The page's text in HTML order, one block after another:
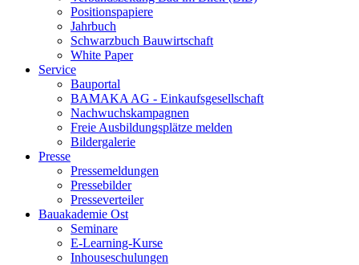
Positionspapiere
Jahrbuch
Schwarzbuch Bauwirtschaft
White Paper
Service
Bauportal
BAMAKA AG - Einkaufsgesellschaft
Nachwuchskampagnen
Freie Ausbildungsplätze melden
Bildergalerie
Presse
Pressemeldungen
Pressebilder
Presseverteiler
Bauakademie Ost
Seminare
E-Learning-Kurse
Inhouseschulungen